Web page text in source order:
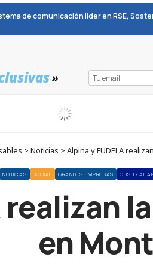
de comunicación líder en RSE,
»
> Noticias > Alpina y FUDELA
NOTICIAS SOCIAL GRANDES EMPRESAS ODS 17
realizan
en